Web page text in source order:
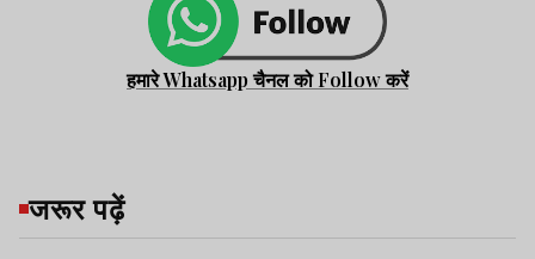
हमारे Whatsapp चैनल को Follow करें
जरूर पढ़ें